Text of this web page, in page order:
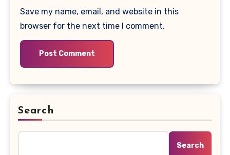
Save my name, email, and website in this
browser for the next time I comment.
Search
Search